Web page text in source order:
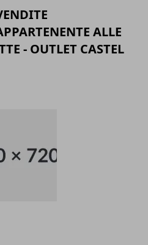
ALLE
- OUTLET CASTEL